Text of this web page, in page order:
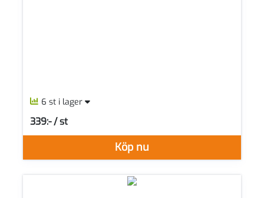
6 st i lager
Köp nu
339:- / st
SEK per ST